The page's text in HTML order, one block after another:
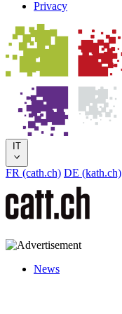
Privacy
IT
FR (cath.ch) DE (kath.ch)
News